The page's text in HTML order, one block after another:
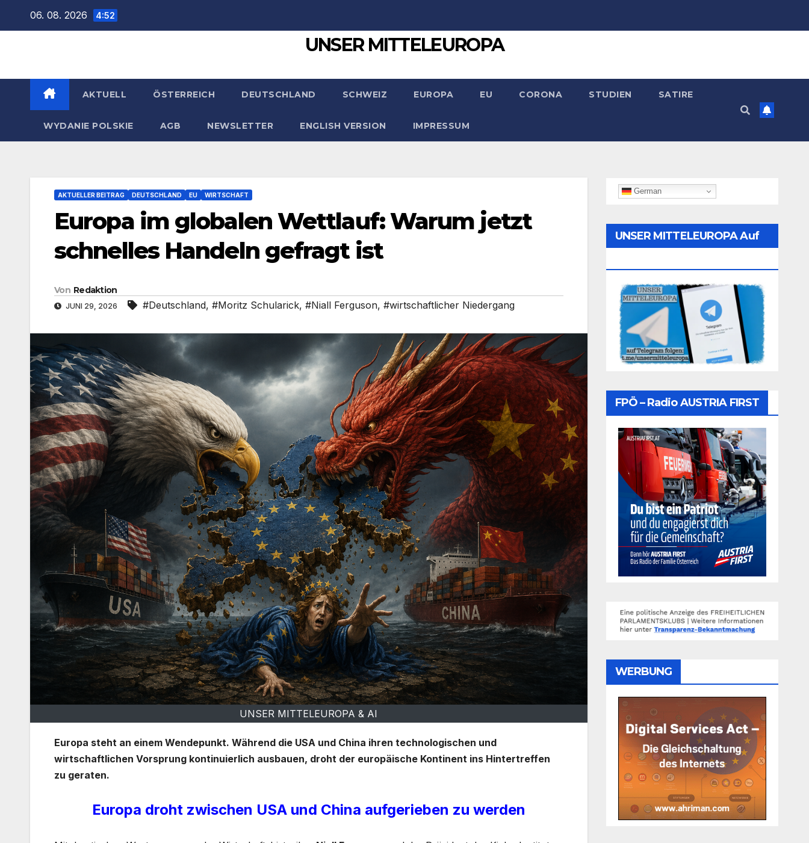
06. 08. 2026 4:52
UNSER MITTELEUROPA
AKTUELL ÖSTERREICH DEUTSCHLAND SCHWEIZ EUROPA EU CORONA STUDIEN SATIRE
WYDANIE POLSKIE AGB NEWSLETTER ENGLISH VERSION IMPRESSUM
AKTUELLER BEITRAG DEUTSCHLAND EU WIRTSCHAFT
Europa im globalen Wettlauf: Warum jetzt
schnelles Handeln gefragt ist
Von Redaktion
JUNI 29, 2026 #Deutschland, #Moritz Schularick, #Niall Ferguson, #wirtschaftlicher Niedergang
UNSER MITTELEUROPA & AI
Europa steht an einem Wendepunkt. Während die USA und China ihren technologischen und
wirtschaftlichen Vorsprung kontinuierlich ausbauen, droht der europäische Kontinent ins Hintertreffen
zu geraten.
Europa droht zwischen USA und China aufgerieben zu werden
German
UNSER MITTELEUROPA Auf
FPÖ – Radio AUSTRIA FIRST
WERBUNG